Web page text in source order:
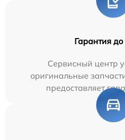
Гарантия до
Сервисный центр
оригинальные
предоставляет